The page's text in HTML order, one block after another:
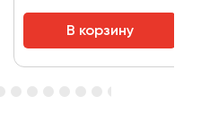
В корзину